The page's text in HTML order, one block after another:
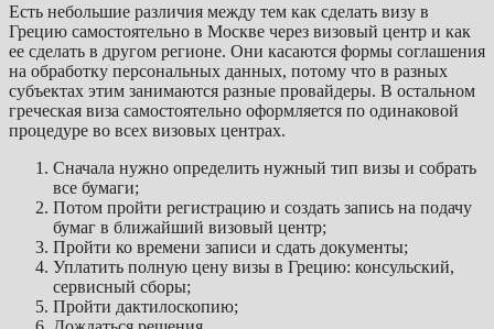
Есть небольшие различия между тем как сделать визу в
Грецию самостоятельно в Москве через визовый центр и как
ее сделать в другом регионе. Они касаются формы соглашения
на обработку персональных данных, потому что в разных
субъектах этим занимаются разные провайдеры. В остальном
греческая виза самостоятельно оформляется по одинаковой
процедуре во всех визовых центрах.
Сначала нужно определить нужный тип визы и собрать
все бумаги;
Потом пройти регистрацию и создать запись на подачу
бумаг в ближайший визовый центр;
Пройти ко времени записи и сдать документы;
Уплатить полную цену визы в Грецию: консульский,
сервисный сборы;
Пройти дактилоскопию;